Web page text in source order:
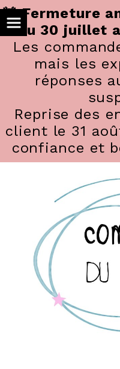
🚨 Fermeture
du 30 juillet
Les
mais les
réponses
Reprise des
client le 31
confiance et